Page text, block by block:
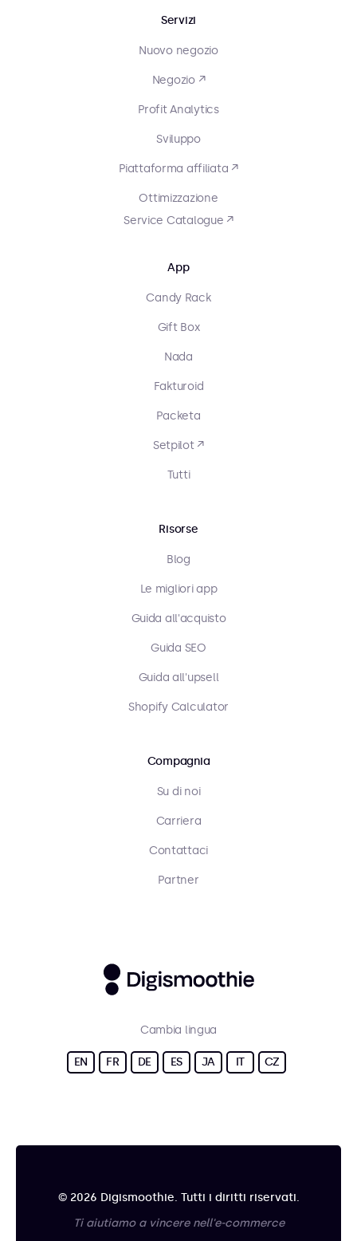
Servizi
Nuovo negozio
Negozio ↗
Profit Analytics
Sviluppo
Piattaforma affiliata ↗
Ottimizzazione
Service Catalogue ↗
App
Candy Rack
Gift Box
Nada
Fakturoid
Packeta
Setpilot ↗
Tutti
Risorse
Blog
Le migliori app
Guida all'acquisto
Guida SEO
Guida all'upsell
Shopify Calculator
Compagnia
Su di noi
Carriera
Contattaci
Partner
Cambia lingua
EN FR DE ES JA IT CZ
© 2026 Digismoothie. Tutti i diritti riservati.
Ti aiutiamo a vincere nell'e-commerce